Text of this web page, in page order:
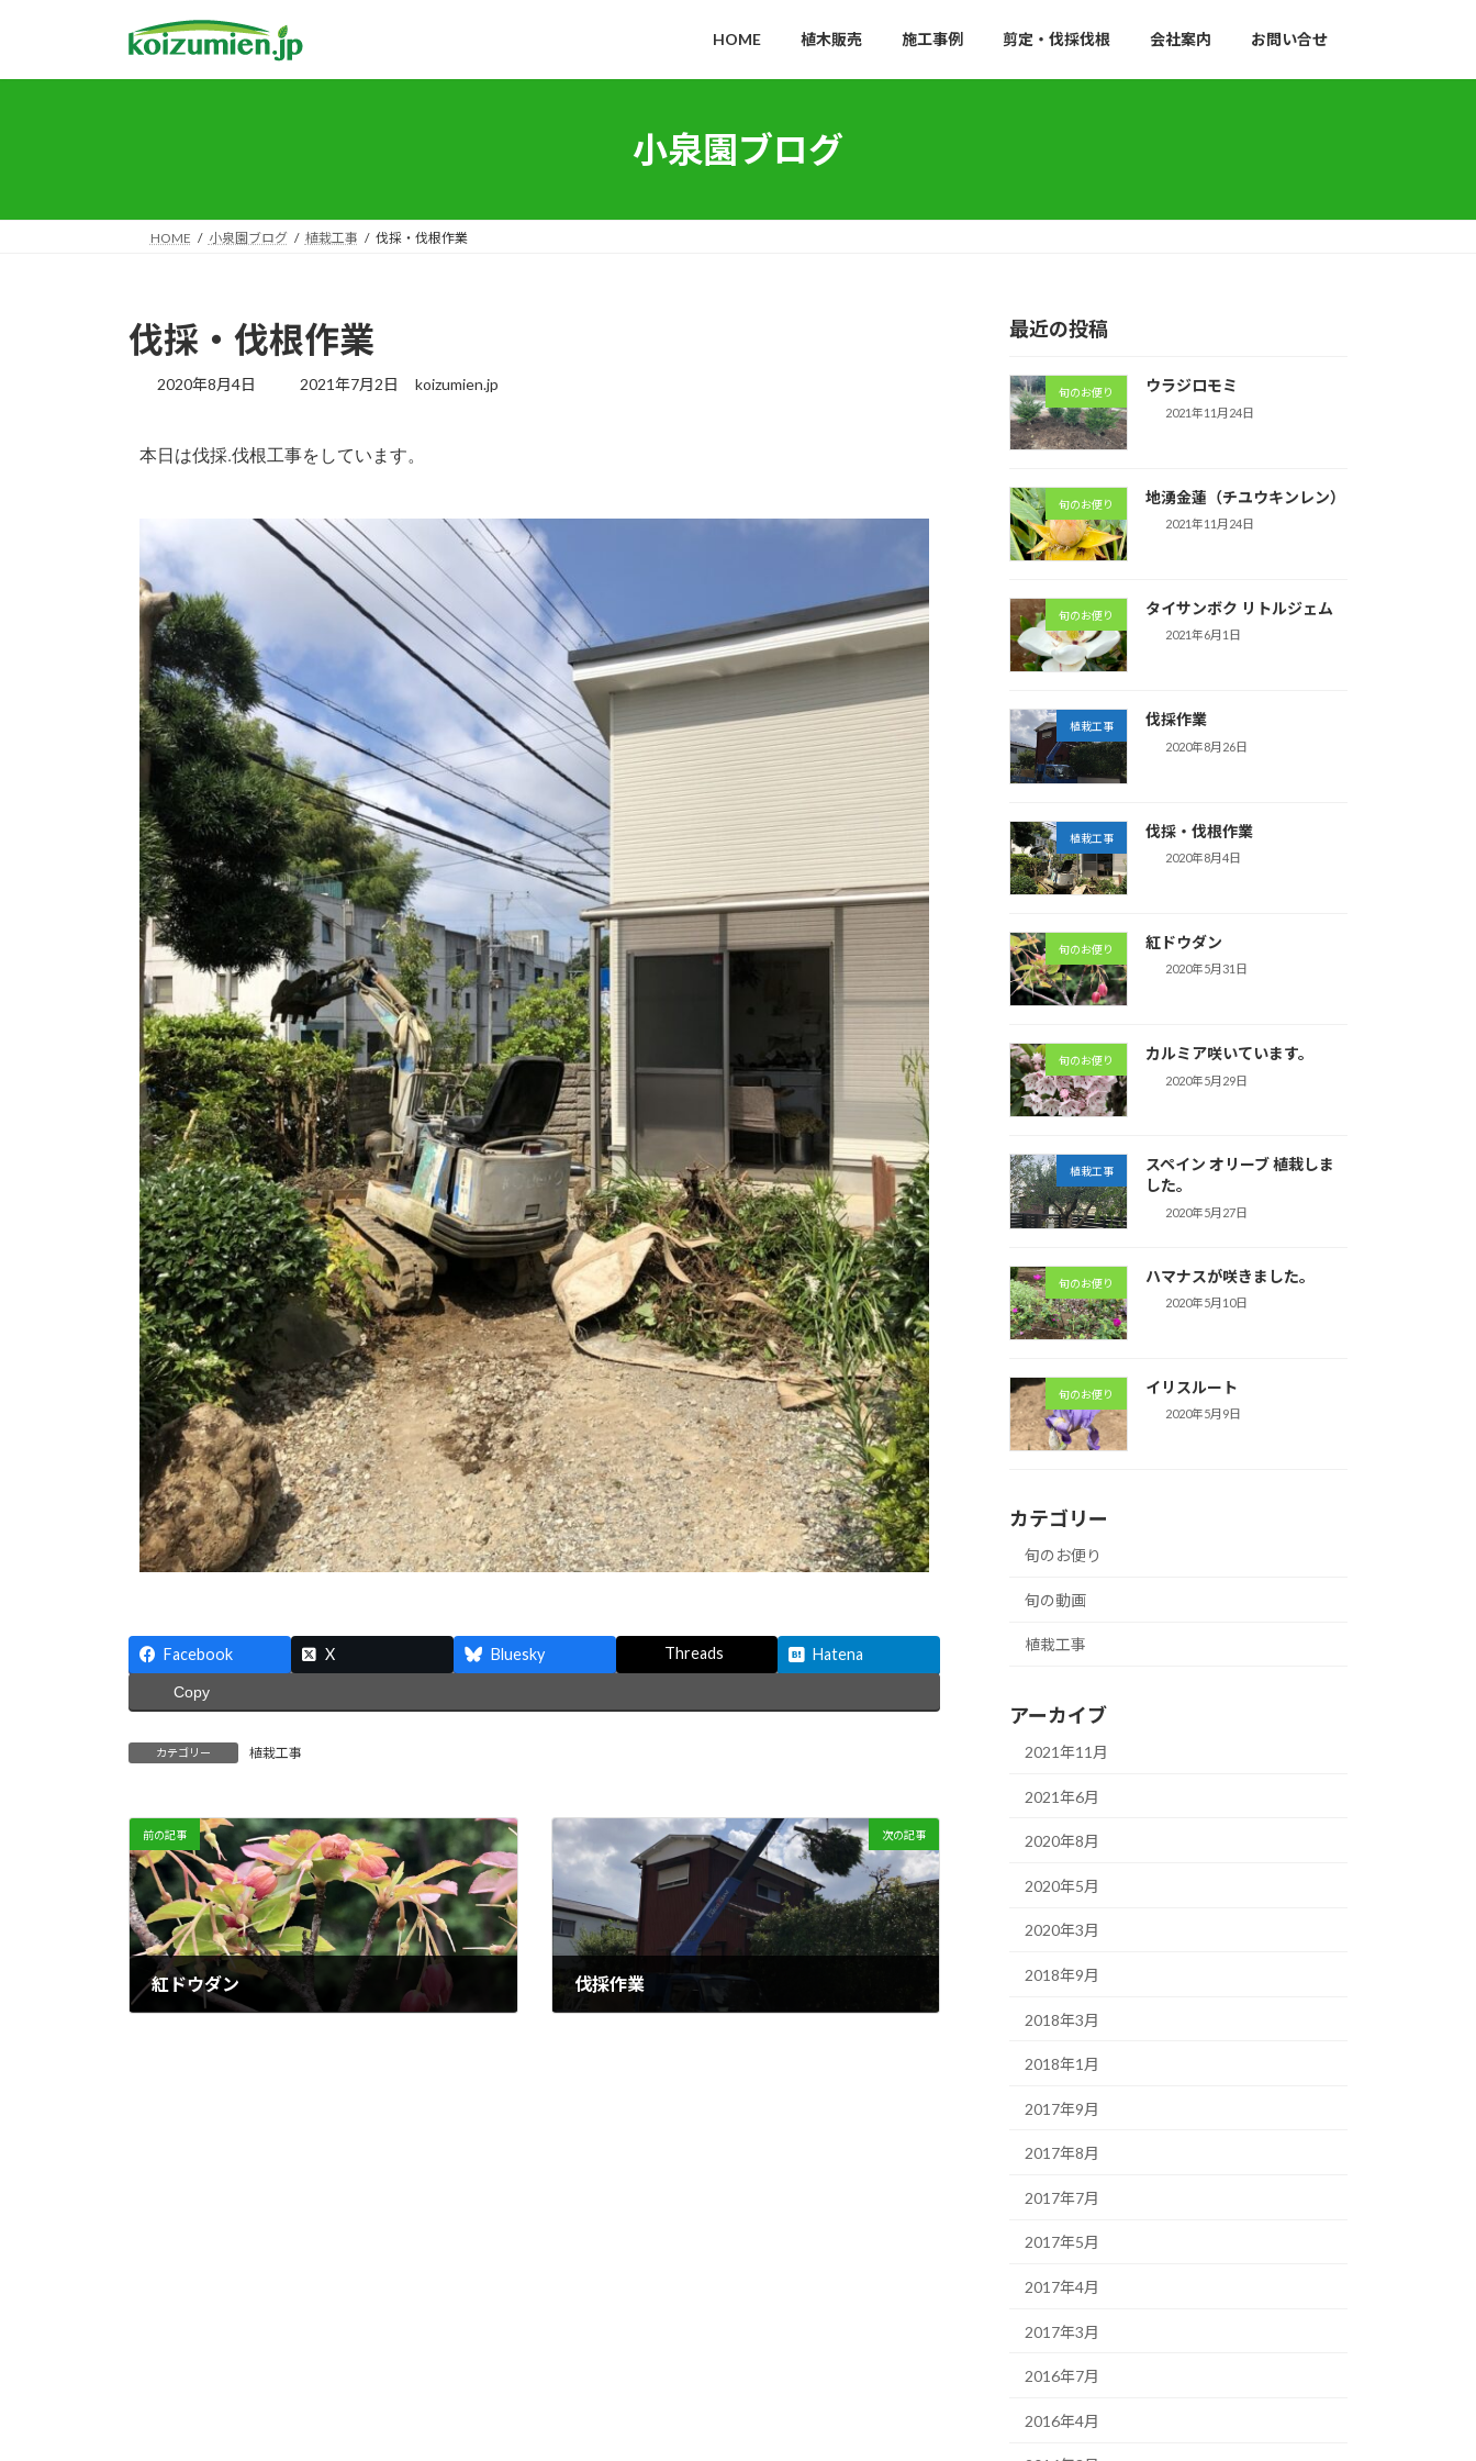
HOME 植木販売 施工事例 剪定・伐採伐根 会社案内 お問い合せ
小泉園ブログ
HOME 小泉園ブログ 植栽工事 伐採・伐根作業
伐採・伐根作業
2020年8月4日 2021年7月2日 koizumien.jp
本日は伐採.伐根工事をしています。
Facebook X Bluesky Threads Hatena
Copy
カテゴリー 植栽工事
前の記事
紅ドウダン
次の記事
伐採作業
最近の投稿
旬のお便り ウラジロモミ
2021年11月24日
旬のお便り 地湧金蓮（チユウキンレン）
2021年11月24日
旬のお便り タイサンボク リトルジェム
2021年6月1日
植栽工事 伐採作業
2020年8月26日
植栽工事 伐採・伐根作業
2020年8月4日
旬のお便り 紅ドウダン
2020年5月31日
旬のお便り カルミア咲いています。
2020年5月29日
植栽工事
スペイン オリーブ 植栽しま
した。
2020年5月27日
旬のお便り ハマナスが咲きました。
2020年5月10日
旬のお便り イリスルート
2020年5月9日
カテゴリー
旬のお便り
旬の動画
植栽工事
アーカイブ
2021年11月
2021年6月
2020年8月
2020年5月
2020年3月
2018年9月
2018年3月
2018年1月
2017年9月
2017年8月
2017年7月
2017年5月
2017年4月
2017年3月
2016年7月
2016年4月